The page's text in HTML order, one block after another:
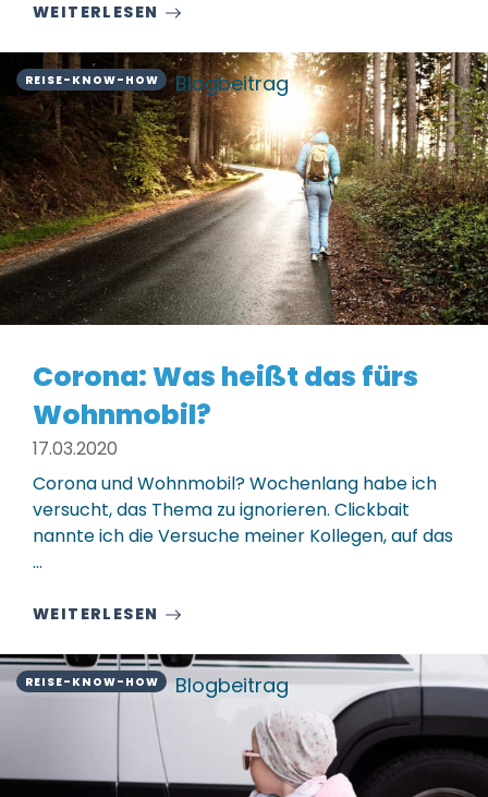
WEITERLESEN
REISE-KNOW-HOW Blogbeitrag
Corona: Was heißt das fürs
Wohnmobil?
17.03.2020
Corona und Wohnmobil? Wochenlang habe ich
versucht, das Thema zu ignorieren. Clickbait
nannte ich die Versuche meiner Kollegen, auf das
...
WEITERLESEN
REISE-KNOW-HOW Blogbeitrag